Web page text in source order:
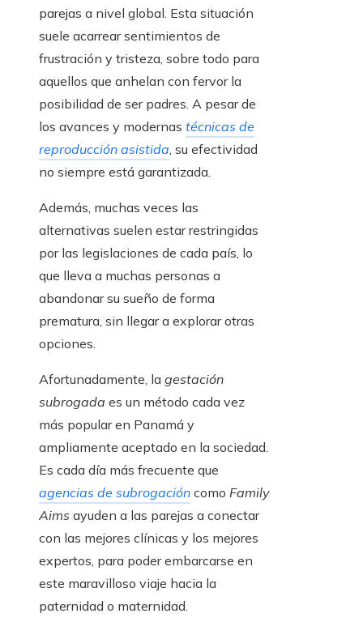
parejas a nivel global. Esta situación
suele acarrear sentimientos de
frustración y tristeza, sobre todo para
aquellos que anhelan con fervor la
posibilidad de ser padres. A pesar de
los avances y modernas técnicas de
reproducción asistida, su efectividad
no siempre está garantizada.
Además, muchas veces las
alternativas suelen estar restringidas
por las legislaciones de cada país, lo
que lleva a muchas personas a
abandonar su sueño de forma
prematura, sin llegar a explorar otras
opciones.
Afortunadamente, la gestación
subrogada es un método cada vez
más popular en Panamá y
ampliamente aceptado en la sociedad.
Es cada día más frecuente que
agencias de subrogación como Family
Aims ayuden a las parejas a conectar
con las mejores clínicas y los mejores
expertos, para poder embarcarse en
este maravilloso viaje hacia la
paternidad o maternidad.